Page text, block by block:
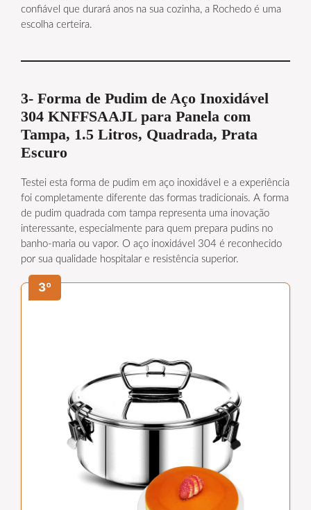
confiável que durará anos na sua cozinha, a Rochedo é uma
escolha certeira.
3- Forma de Pudim de Aço Inoxidável
304 KNFFSAAJL para Panela com
Tampa, 1.5 Litros, Quadrada, Prata
Escuro
Testei esta forma de pudim em aço inoxidável e a experiência
foi completamente diferente das formas tradicionais. A forma
de pudim quadrada com tampa representa uma inovação
interessante, especialmente para quem prepara pudins no
banho-maria ou vapor. O aço inoxidável 304 é reconhecido
por sua qualidade hospitalar e resistência superior.
3º